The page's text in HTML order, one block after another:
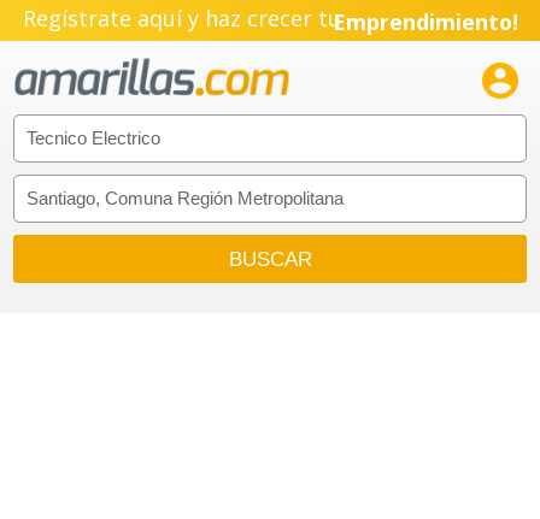
Regístrate aquí y haz crecer tuEmprendimiento!
